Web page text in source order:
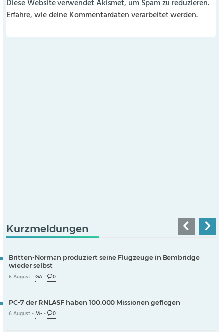
Diese Website verwendet Akismet, um Spam zu reduzieren.
Erfahre, wie deine Kommentardaten verarbeitet werden.
Kurzmeldungen
Britten-Norman produziert seine Flugzeuge in Bembridge
wieder selbst
6 August -GA- 0
PC-7 der RNLASF haben 100.000 Missionen geflogen
6 August -M-- 0